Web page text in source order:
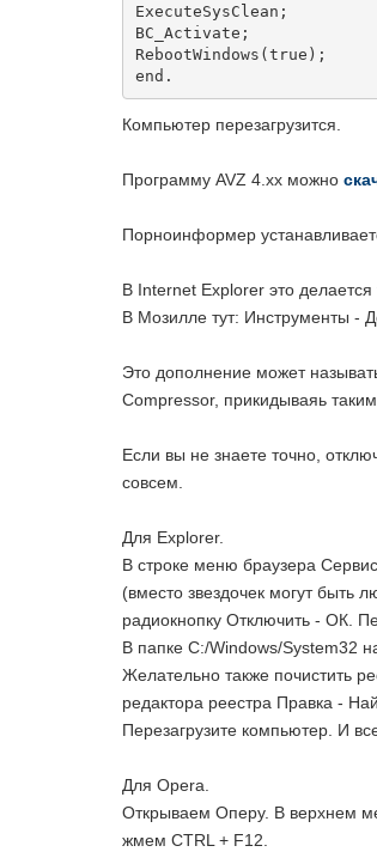
ExecuteSysClean;
BC_Activate;
RebootWindows(true);
end.
Компьютер перезагрузится.
Программу AVZ 4.xx можно
Порноинформер
В Internet Explorer это
В Мозилле тут: Инструменты -
Это дополнение может
Compressor, прикидываяь
Если вы не знаете точно,
совсем.
Для Explorer.
В строке меню браузера
(вместо звездочек могут быть
радиокнопку Отключить - ОК.
В папке C:/Windows/System32
Желательно также почистить
редактора реестра Правка -
Перезагрузите компьютер. И
Для Opera.
Открываем Оперу. В верхнем
жмем CTRL + F12.